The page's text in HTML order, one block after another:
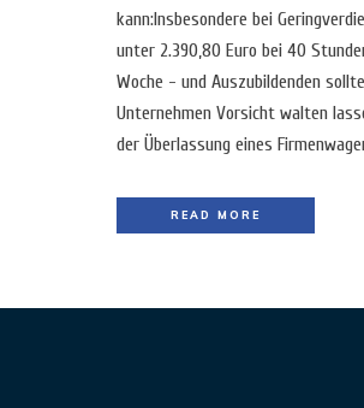
kann:Insbesondere bei
unter 2.390,80 Euro bei 40
Woche - und Auszubildenden
Unternehmen Vorsicht walten
der Überlassung eines
READ MORE